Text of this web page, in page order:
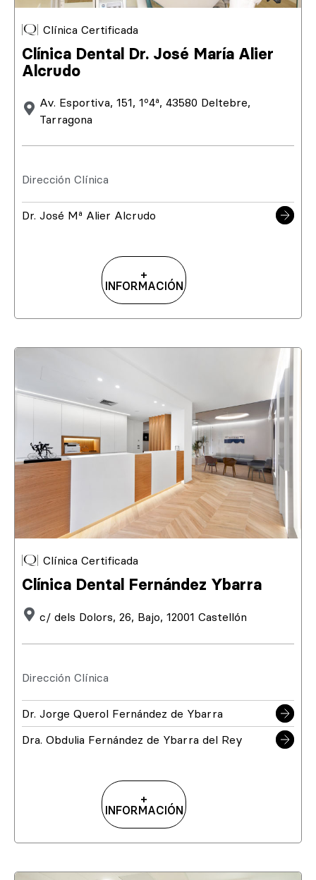
Clínica Certificada
Clínica Dental Dr. José María Alier
Alcrudo
Av. Esportiva, 151, 1º4ª, 43580 Deltebre,
Tarragona
Dirección Clínica
Dr. José Mª Alier Alcrudo
+
INFORMACIÓN
Clínica Certificada
Clínica Dental Fernández Ybarra
c/ dels Dolors, 26, Bajo, 12001 Castellón
Dirección Clínica
Dr. Jorge Querol Fernández de Ybarra
Dra. Obdulia Fernández de Ybarra del Rey
+
INFORMACIÓN